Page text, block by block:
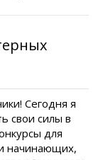
Сегодня я
свои силы в
для
начинающих,